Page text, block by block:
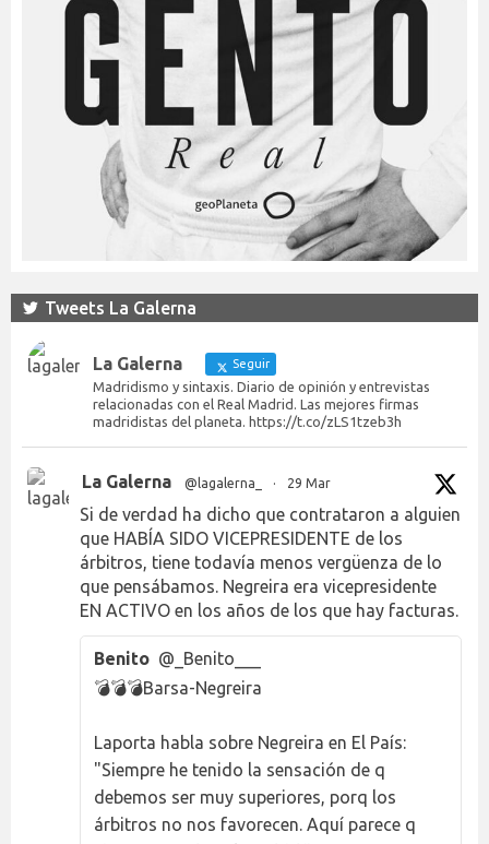
Tweets La Galerna
La Galerna Seguir
Madridismo y sintaxis. Diario de opinión y entrevistas
relacionadas con el Real Madrid. Las mejores firmas
madridistas del planeta. https://t.co/zLS1tzeb3h
La Galerna @lagalerna_ · 29 Mar
Si de verdad ha dicho que contrataron a alguien
que HABÍA SIDO VICEPRESIDENTE de los
árbitros, tiene todavía menos vergüenza de lo
que pensábamos. Negreira era vicepresidente
EN ACTIVO en los años de los que hay facturas.
Benito @_Benito___
💣💣💣Barsa-Negreira
Laporta habla sobre Negreira en El País:
"Siempre he tenido la sensación de q
debemos ser muy superiores, porq los
árbitros no nos favorecen. Aquí parece q